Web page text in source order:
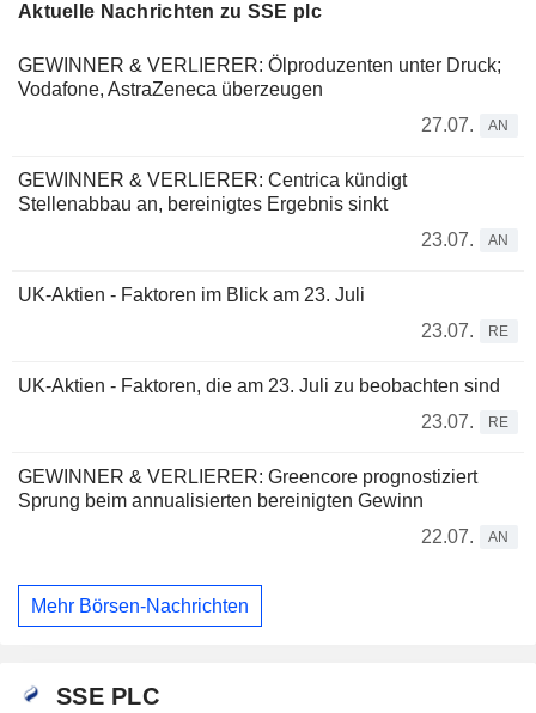
Aktuelle Nachrichten zu SSE plc
GEWINNER & VERLIERER: Ölproduzenten unter Druck;
Vodafone, AstraZeneca überzeugen
27.07.
AN
GEWINNER & VERLIERER: Centrica kündigt
Stellenabbau an, bereinigtes Ergebnis sinkt
23.07.
AN
UK-Aktien - Faktoren im Blick am 23. Juli
23.07.
RE
UK-Aktien - Faktoren, die am 23. Juli zu beobachten sind
23.07.
RE
GEWINNER & VERLIERER: Greencore prognostiziert
Sprung beim annualisierten bereinigten Gewinn
22.07.
AN
Mehr Börsen-Nachrichten
SSE PLC